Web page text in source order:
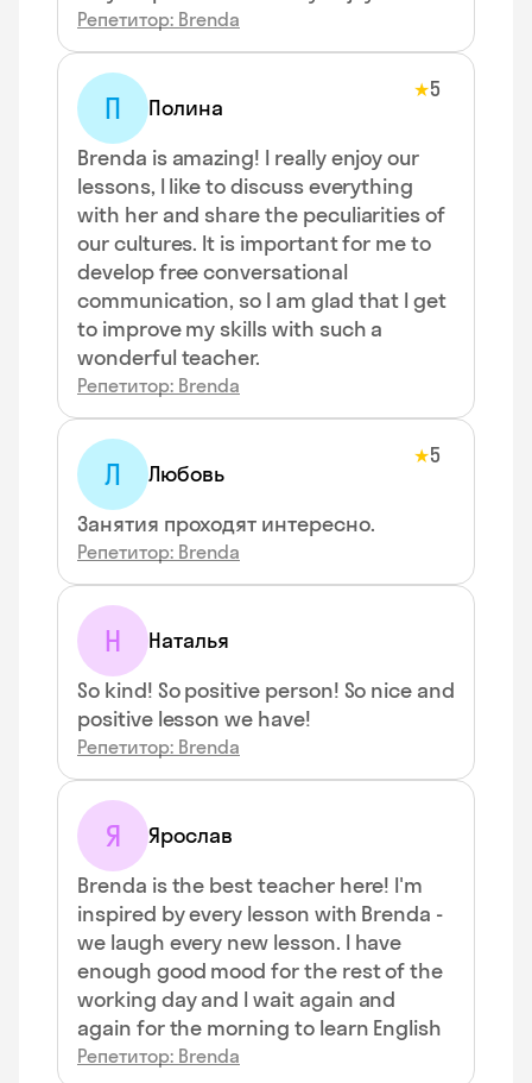
Репетитор: Brenda
П Полина
★5
Brenda is amazing! I really enjoy our
lessons, I like to discuss everything
with her and share the peculiarities of
our cultures. It is important for me to
develop free conversational
communication, so I am glad that I get
to improve my skills with such a
wonderful teacher.
Репетитор: Brenda
Л Любовь
★5
Занятия проходят интересно.
Репетитор: Brenda
Н
Наталья
So kind! So positive person! So nice and
positive lesson we have!
Репетитор: Brenda
Я
Ярослав
Brenda is the best teacher here! I'm
inspired by every lesson with Brenda -
we laugh every new lesson. I have
enough good mood for the rest of the
working day and I wait again and
again for the morning to learn English
Репетитор: Brenda